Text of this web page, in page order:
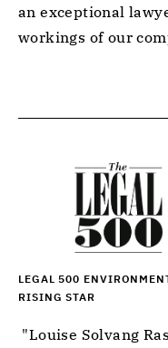
an exceptional
workings of our
LEGAL 500
RISING STAR